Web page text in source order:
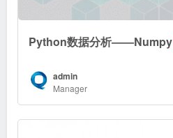
Python数据分析——Numpy
admin
Manager